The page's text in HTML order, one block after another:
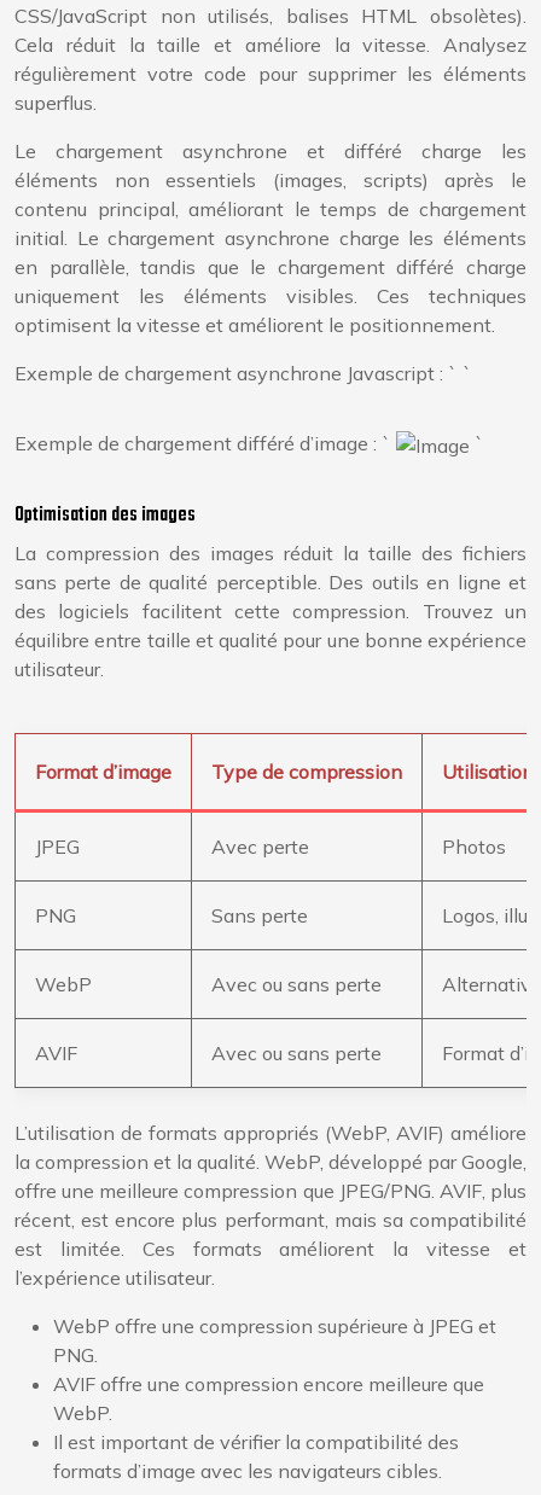
CSS/JavaScript non utilisés, balises HTML obsolètes).
Cela réduit la taille et améliore la vitesse. Analysez
régulièrement votre code pour supprimer les éléments
superflus.
Le chargement asynchrone et différé charge les
éléments non essentiels (images, scripts) après le
contenu principal, améliorant le temps de chargement
initial. Le chargement asynchrone charge les éléments
en parallèle, tandis que le chargement différé charge
uniquement les éléments visibles. Ces techniques
optimisent la vitesse et améliorent le positionnement.
Exemple de chargement asynchrone Javascript : ` `
Exemple de chargement différé d’image : ` `
Optimisation des images
La compression des images réduit la taille des fichiers
sans perte de qualité perceptible. Des outils en ligne et
des logiciels facilitent cette compression. Trouvez un
équilibre entre taille et qualité pour une bonne expérience
utilisateur.
Format d’image Type de compression Utilisation
JPEG Avec perte Photos
PNG Sans perte Logos,
WebP Avec ou sans perte Alternative
AVIF Avec ou sans perte Format
L’utilisation de formats appropriés (WebP, AVIF) améliore
la compression et la qualité. WebP, développé par Google,
offre une meilleure compression que JPEG/PNG. AVIF, plus
récent, est encore plus performant, mais sa compatibilité
est limitée. Ces formats améliorent la vitesse et
l’expérience utilisateur.
WebP offre une compression supérieure à JPEG et
PNG.
AVIF offre une compression encore meilleure que
WebP.
Il est important de vérifier la compatibilité des
formats d’image avec les navigateurs cibles.